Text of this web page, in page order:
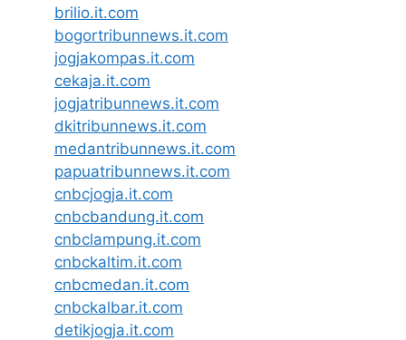
brilio.it.com
bogortribunnews.it.com
jogjakompas.it.com
cekaja.it.com
jogjatribunnews.it.com
dkitribunnews.it.com
medantribunnews.it.com
papuatribunnews.it.com
cnbcjogja.it.com
cnbcbandung.it.com
cnbclampung.it.com
cnbckaltim.it.com
cnbcmedan.it.com
cnbckalbar.it.com
detikjogja.it.com